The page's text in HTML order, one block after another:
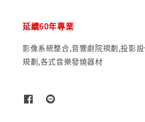
延續60年專業
影像系統整合,音響劇院規劃,投影
規劃,各式音樂發燒器材